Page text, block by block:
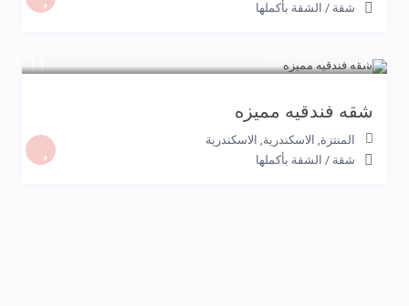
شقة / الشقة بأكملها
شقه فندقيه مميزه
المنتزة, الاسكندرية, الاسكندرية
شقة / الشقة بأكملها